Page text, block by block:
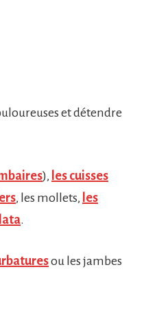
et détendre
), les cuisses
, les mollets, les
.
ou les jambes